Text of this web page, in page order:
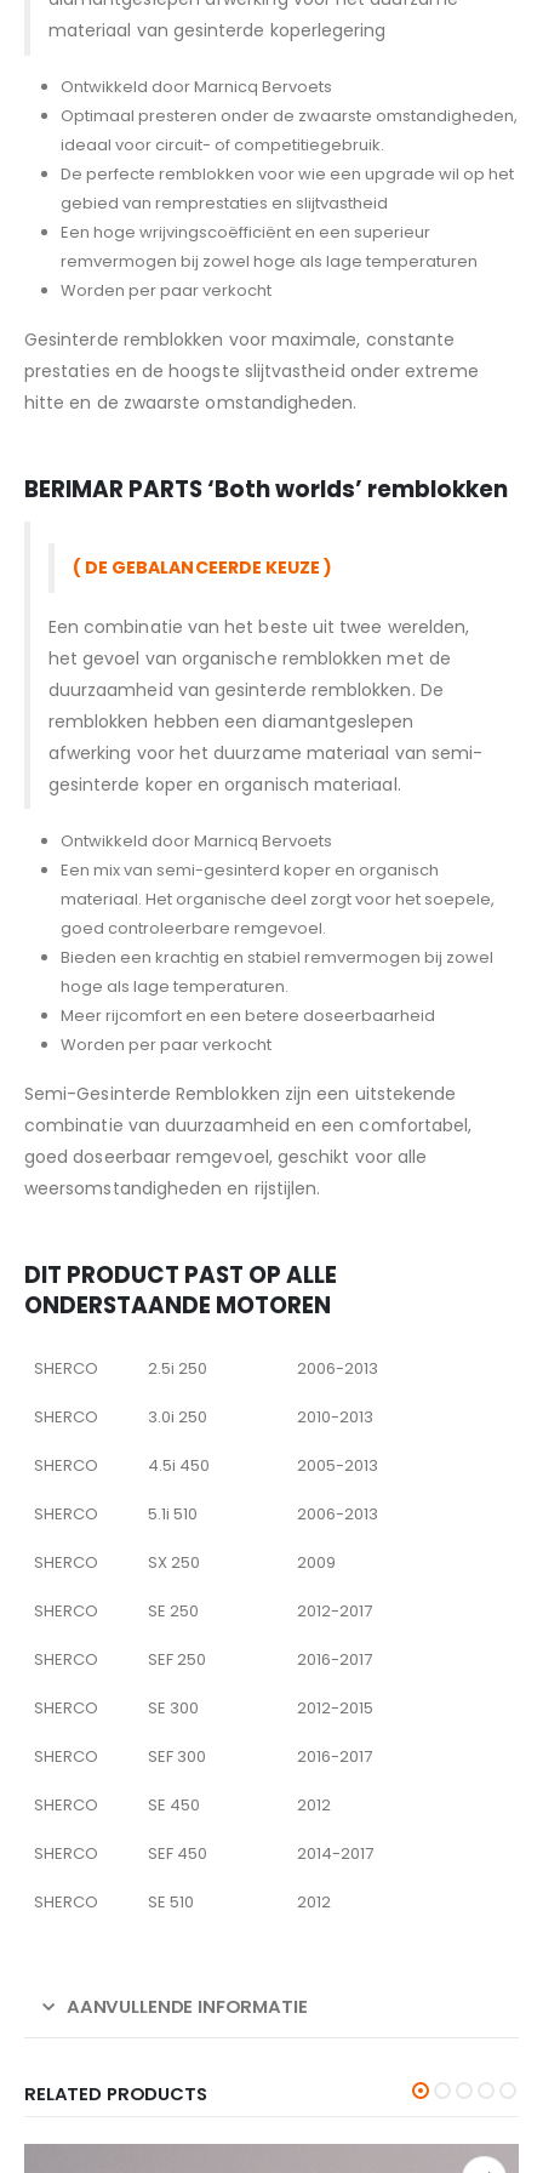
materiaal van gesinterde koperlegering
Ontwikkeld door Marnicq Bervoets
Optimaal presteren onder de zwaarste omstandigheden,
ideaal voor circuit- of competitiegebruik.
De perfecte remblokken voor wie een upgrade wil op het
gebied van remprestaties en slijtvastheid
Een hoge wrijvingscoëfficiënt en een superieur
remvermogen bij zowel hoge als lage temperaturen
Worden per paar verkocht
Gesinterde remblokken voor maximale, constante
prestaties en de hoogste slijtvastheid onder extreme
hitte en de zwaarste omstandigheden.
BERIMAR PARTS‘Both worlds’ remblokken
( DE GEBALANCEERDE KEUZE )
Een combinatie van het beste uit twee werelden,
het gevoel van organische remblokken met de
duurzaamheid van gesinterde remblokken. De
remblokken hebben een diamantgeslepen
afwerking voor het duurzame materiaal van semi-
gesinterde koper en organisch materiaal.
Ontwikkeld door Marnicq Bervoets
Een mix van semi-gesinterd koper en organisch
materiaal. Het organische deel zorgt voor het soepele,
goed controleerbare remgevoel.
Bieden een krachtig en stabiel remvermogen bij zowel
hoge als lage temperaturen.
Meer rijcomfort en een betere doseerbaarheid
Worden per paar verkocht
Semi-Gesinterde Remblokken zijn een uitstekende
combinatie van duurzaamheid en een comfortabel,
goed doseerbaar remgevoel, geschikt voor alle
weersomstandigheden en rijstijlen.
DIT PRODUCT PAST OP ALLE
ONDERSTAANDE MOTOREN
SHERCO 2.5i 250 2006-2013
SHERCO 3.0i 250 2010-2013
SHERCO 4.5i 450 2005-2013
SHERCO 5.1i 510 2006-2013
SHERCO SX 250 2009
SHERCO SE 250 2012-2017
SHERCO SEF 250 2016-2017
SHERCO SE 300 2012-2015
SHERCO SEF 300 2016-2017
SHERCO SE 450 2012
SHERCO SEF 450 2014-2017
SHERCO SE 510 2012
AANVULLENDE INFORMATIE
RELATED PRODUCTS